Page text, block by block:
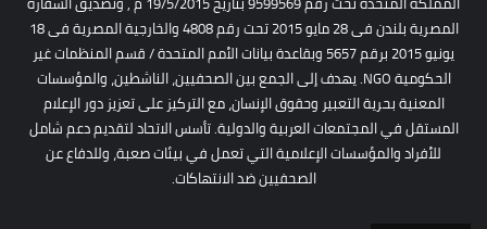
المصرية بلندن فى 28 مايو 2015 تحت رقم 4808 والخارجية المصرية فى 18
يونيو 2015 برقم 5657 وبقاعدة بيانات الأمم المتحدة / قسم المنظمات غير
الحكومية NGO. يهدف إلى الجمع بين الصحفيين، الناشطين، والمؤسسات
المعنية بحرية التعبير وحقوق الإنسان، مع التركيز على تعزيز دور الإعلام
المستقل في المجتمعات العربية والدولية. تأسس الاتحاد لتقديم دعم شامل
للأفراد والمؤسسات الإعلامية التي تعمل في بيئات صعبة، وللدفاع عن
الصحفيين ضد الانتهاكات.